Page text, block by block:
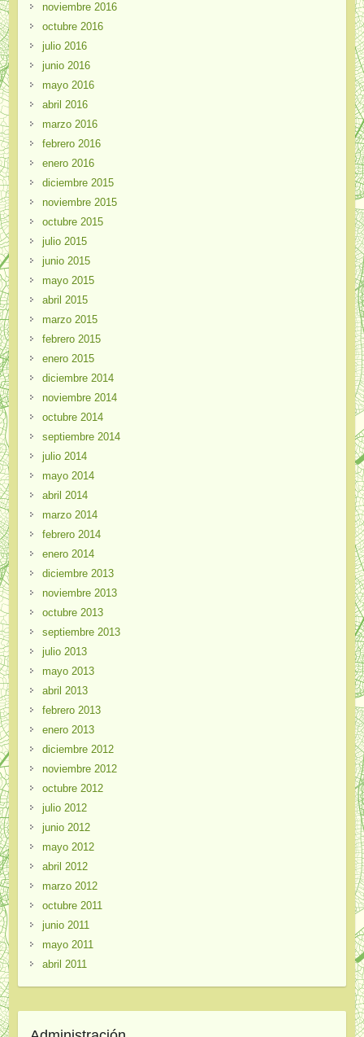
noviembre 2016
octubre 2016
julio 2016
junio 2016
mayo 2016
abril 2016
marzo 2016
febrero 2016
enero 2016
diciembre 2015
noviembre 2015
octubre 2015
julio 2015
junio 2015
mayo 2015
abril 2015
marzo 2015
febrero 2015
enero 2015
diciembre 2014
noviembre 2014
octubre 2014
septiembre 2014
julio 2014
mayo 2014
abril 2014
marzo 2014
febrero 2014
enero 2014
diciembre 2013
noviembre 2013
octubre 2013
septiembre 2013
julio 2013
mayo 2013
abril 2013
febrero 2013
enero 2013
diciembre 2012
noviembre 2012
octubre 2012
julio 2012
junio 2012
mayo 2012
abril 2012
marzo 2012
octubre 2011
junio 2011
mayo 2011
abril 2011